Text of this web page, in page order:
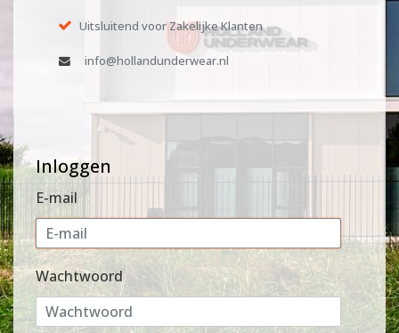
Uitsluitend voor Zakelijke Klanten
info@hollandunderwear.nl
Inloggen
E-mail
Wachtwoord